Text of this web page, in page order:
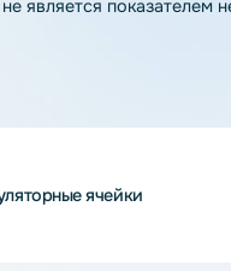
компактности
не является